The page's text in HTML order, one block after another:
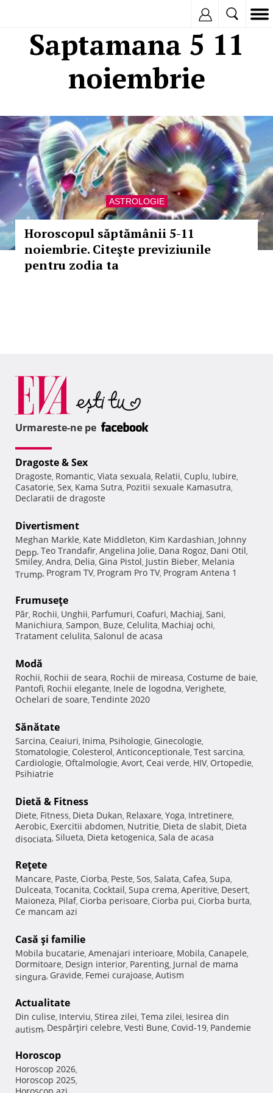
Saptamana 5 11
noiembrie
ASTROLOGIE
Horoscopul săptămânii 5-11
noiembrie. Citeşte previziunile
pentru zodia ta
Urmareste-ne pe
Dragoste & Sex
Dragoste, Romantic, Viata sexuala, Relatii, Cuplu, Iubire,
Casatorie, Sex, Kama Sutra, Pozitii sexuale Kamasutra,
Declaratii de dragoste
Divertisment
Meghan Markle, Kate Middleton, Kim Kardashian, Johnny
Depp, Teo Trandafir, Angelina Jolie, Dana Rogoz, Dani Otil,
Smiley, Andra, Delia, Gina Pistol, Justin Bieber, Melania
Trump, Program TV, Program Pro TV, Program Antena 1
Frumuseţe
Păr, Rochii, Unghii, Parfumuri, Coafuri, Machiaj, Sani,
Manichiura, Sampon, Buze, Celulita, Machiaj ochi,
Tratament celulita, Salonul de acasa
Modă
Rochii, Rochii de seara, Rochii de mireasa, Costume de baie,
Pantofi, Rochii elegante, Inele de logodna, Verighete,
Ochelari de soare, Tendinte 2020
Sănătate
Sarcina, Ceaiuri, Inima, Psihologie, Ginecologie,
Stomatologie, Colesterol, Anticonceptionale, Test sarcina,
Cardiologie, Oftalmologie, Avort, Ceai verde, HIV, Ortopedie,
Psihiatrie
Dietă & Fitness
Diete, Fitness, Dieta Dukan, Relaxare, Yoga, Intretinere,
Aerobic, Exercitii abdomen, Nutritie, Dieta de slabit, Dieta
disociata, Silueta, Dieta ketogenica, Sala de acasa
Reţete
Mancare, Paste, Ciorba, Peste, Sos, Salata, Cafea, Supa,
Dulceata, Tocanita, Cocktail, Supa crema, Aperitive, Desert,
Maioneza, Pilaf, Ciorba perisoare, Ciorba pui, Ciorba burta,
Ce mancam azi
Casă şi familie
Mobila bucatarie, Amenajari interioare, Mobila, Canapele,
Dormitoare, Design interior, Parenting, Jurnal de mama
singura, Gravide, Femei curajoase, Autism
Actualitate
Din culise, Interviu, Stirea zilei, Tema zilei, Iesirea din
autism, Despărţiri celebre, Vesti Bune, Covid-19, Pandemie
Horoscop
Horoscop 2026,
Horoscop 2025,